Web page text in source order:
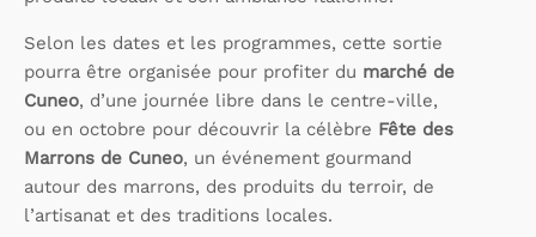
Selon les dates et les programmes, cette sortie
pourra être organisée pour profiter du marché de
Cuneo, d’une journée libre dans le centre-ville,
ou en octobre pour découvrir la célèbre Fête des
Marrons de Cuneo, un événement gourmand
autour des marrons, des produits du terroir, de
l’artisanat et des traditions locales.